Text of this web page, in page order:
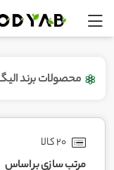
محصولات برند
20 کالا
مرتب سازی بر اساس